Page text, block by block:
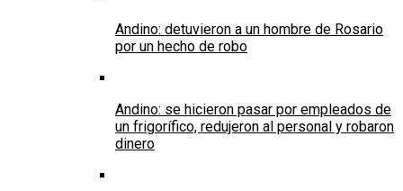
Andino: detuvieron a un hombre de Rosario
por un hecho de robo
Andino: se hicieron pasar por empleados de
un frigorífico, redujeron al personal y robaron
dinero